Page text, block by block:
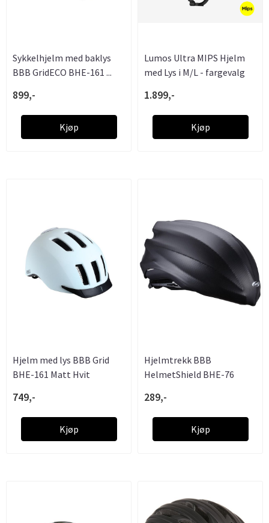
Sykkelhjelm med baklys
BBB GridECO BHE-161 ...
899,-
Kjøp
Lumos Ultra MIPS Hjelm
med Lys i M/L - fargevalg
1.899,-
Kjøp
Hjelm med lys BBB Grid
BHE-161 Matt Hvit
749,-
Kjøp
Hjelmtrekk BBB
HelmetShield BHE-76
289,-
Kjøp